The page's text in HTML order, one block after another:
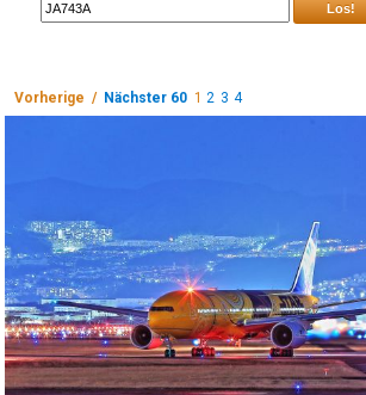
Los!
Vorherige / Nächster 60 1 2 3 4